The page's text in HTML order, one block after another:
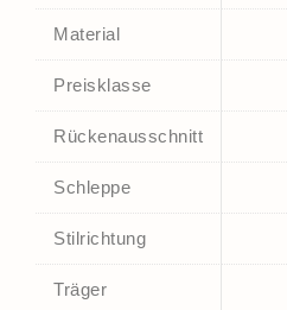
Material
Preisklasse
Rückenausschnitt
Schleppe
Stilrichtung
Träger